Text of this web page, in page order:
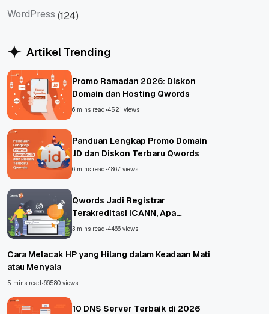
WordPress (124)
Artikel Trending
Promo Ramadan 2026: Diskon
Domain dan Hosting Qwords
6 mins read•4521 views
Panduan Lengkap Promo Domain
.ID dan Diskon Terbaru Qwords
6 mins read•4867 views
Qwords Jadi Registrar
Terakreditasi ICANN, Apa
Untungnya?
3 mins read•4466 views
Cara Melacak HP yang Hilang dalam Keadaan Mati
atau Menyala
5 mins read•66580 views
10 DNS Server Terbaik di 2026